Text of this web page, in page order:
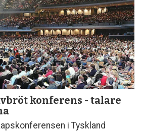
konferens - talare
i Tyskland